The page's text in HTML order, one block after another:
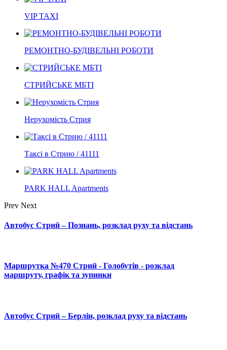
VIP TAXI
РЕМОНТНО-БУДІВЕЛЬНІ РОБОТИ
СТРИЙСЬКЕ МБТІ
Нерухомість Стрия
Таксі в Стрию / 41111
PARK HALL Apartments
Prev Next
Автобус Стрий – Познань, розклад руху та відстань
Маршрутка №470 Стрий - Голобутів - розклад
маршруту, графік та зупинки
Автобус Стрий – Берлін, розклад руху та відстань